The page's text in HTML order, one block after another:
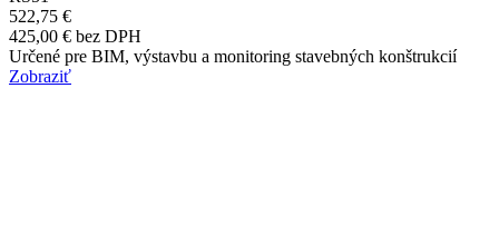
522,75 €
425,00 € bez DPH
Určené pre BIM, výstavbu a monitoring stavebných konštrukcií
Zobraziť